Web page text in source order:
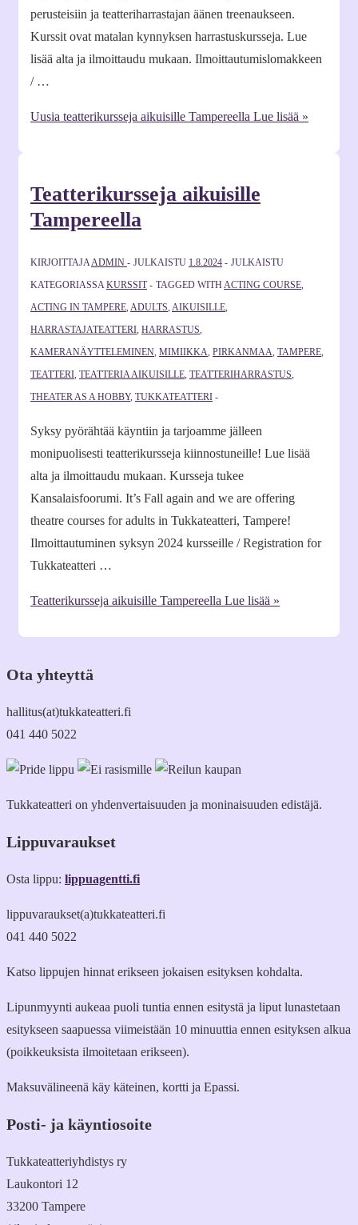
perusteisiin ja teatteriharrastajan äänen treenaukseen.
Kurssit ovat matalan kynnyksen harrastuskursseja. Lue
lisää alta ja ilmoittaudu mukaan. Ilmoittautumislomakkeen
/ …
Uusia teatterikursseja aikuisille Tampereella Lue lisää »
Teatterikursseja aikuisille
Tampereella
KIRJOITTAJA ADMIN JULKAISTU 1.8.2024
JULKAISTU
KATEGORIASSA KURSSIT TAGGED WITH ACTING COURSE
ACTING IN TAMPERE ADULTS AIKUISILLE
HARRASTAJATEATTERI HARRASTUS
KAMERANÄYTTELEMINEN MIMIIKKA PIRKANMAA TAMPERE
TEATTERI TEATTERIA AIKUISILLE TEATTERIHARRASTUS
THEATER AS A HOBBY, TUKKATEATTERI
Syksy pyörähtää käyntiin ja tarjoamme jälleen
monipuolisesti teatterikursseja kiinnostuneille! Lue lisää
alta ja ilmoittaudu mukaan. Kursseja tukee
Kansalaisfoorumi. It’s Fall again and we are offering
theatre courses for adults in Tukkateatteri, Tampere!
Ilmoittautuminen syksyn 2024 kursseille / Registration for
Tukkateatteri …
Teatterikursseja aikuisille Tampereella Lue lisää »
Ota yhteyttä
hallitus(at)tukkateatteri.fi
041 440 5022
Tukkateatteri on yhdenvertaisuuden ja moninaisuuden edistäjä.
Lippuvaraukset
Osta lippu: lippuagentti.fi
lippuvaraukset(a)tukkateatteri.fi
041 440 5022
Katso lippujen hinnat erikseen jokaisen esityksen kohdalta.
Lipunmyynti aukeaa puoli tuntia ennen esitystä ja liput lunastetaan
esitykseen saapuessa viimeistään 10 minuuttia ennen esityksen alkua
(poikkeuksista ilmoitetaan erikseen).
Maksuvälineenä käy käteinen, kortti ja Epassi.
Posti- ja käyntiosoite
Tukkateatteriyhdistys ry
Laukontori 12
33200 Tampere